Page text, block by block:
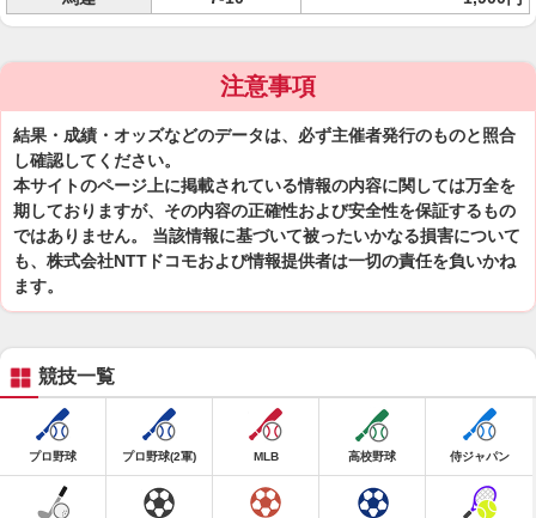
注意事項
結果・成績・オッズなどのデータは、必ず主催者発行のものと照合
し確認してください。
本サイトのページ上に掲載されている情報の内容に関しては万全を
期しておりますが、その内容の正確性および安全性を保証するもの
ではありません。 当該情報に基づいて被ったいかなる損害について
も、株式会社NTTドコモおよび情報提供者は一切の責任を負いかね
ます。
競技一覧
プロ野球 プロ野球(2軍) MLB 高校野球 侍ジャパン